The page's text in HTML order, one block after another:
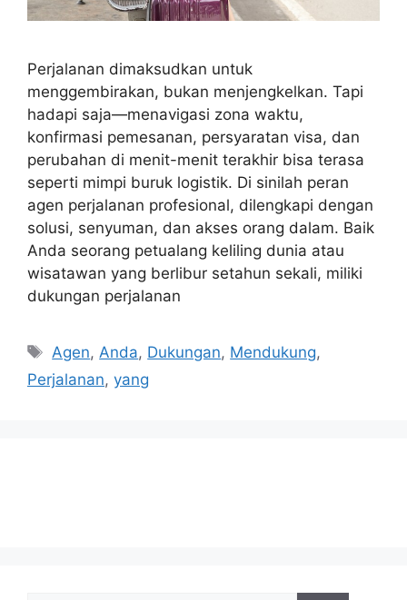
Perjalanan dimaksudkan untuk
menggembirakan, bukan menjengkelkan. Tapi
hadapi saja—menavigasi zona waktu,
konfirmasi pemesanan, persyaratan visa, dan
perubahan di menit-menit terakhir bisa terasa
seperti mimpi buruk logistik. Di sinilah peran
agen perjalanan profesional, dilengkapi dengan
solusi, senyuman, dan akses orang dalam. Baik
Anda seorang petualang keliling dunia atau
wisatawan yang berlibur setahun sekali, miliki
dukungan perjalanan
Tags
Agen,Anda, Dukungan, Mendukung,
Perjalanan, yang